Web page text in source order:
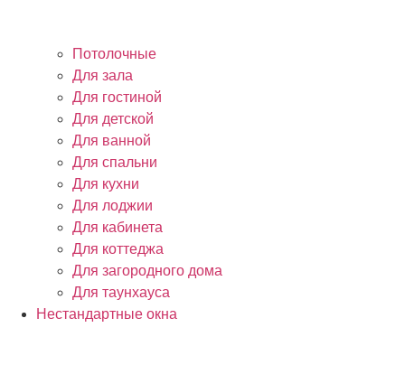
Потолочные
Для зала
Для гостиной
Для детской
Для ванной
Для спальни
Для кухни
Для лоджии
Для кабинета
Для коттеджа
Для загородного дома
Для таунхауса
Нестандартные окна